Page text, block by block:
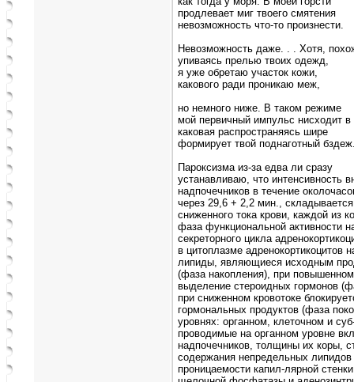
продлевает миг твоего смятения
невозможность что-то произнести.
Невозможность даже. . . Хотя,
упиваясь прелью твоих одежд,
я уже обретаю участок кожи,
какового ради проникаю меж,
но немного ниже. В таком режиме
мой первичный импульс нисходит
каковая распространяясь шире
формирует твой поднаготный
Пароксизма из-за едва ли сразу
устанавливаю, что интенсивность
надпочечников в течение
через 29,6 + 2,2 мин.,
сниженного тока крови, каждой из
фаза функциональной активности
секреторного цикла
в цитоплазме адренокортикоцитов
липиды, являющиеся исходным
(фаза накопления), при повышенном
выделение стероидных гормонов
при сниженном кровотоке
гормональных продуктов (фаза
уровнях: органном, клеточном и
проводимые на органном уровне
надпочечников, толщины их коры,
содержания непредельных липидов
проницаемости капил-лярной